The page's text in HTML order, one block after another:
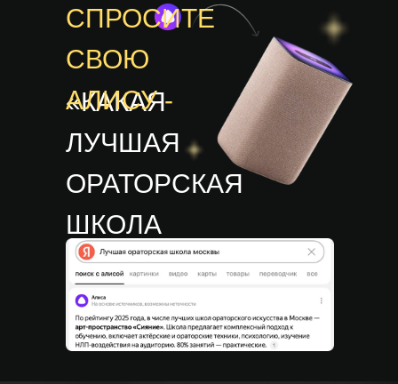
«КАКАЯ
ЛУЧШАЯ
ОРАТОРСКАЯ
ШКОЛА
МОСКВЫ?»
СПРОСИТЕ
СВОЮ
АЛИСУ -